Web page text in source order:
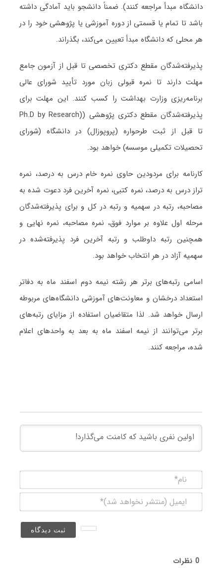
دانشگاه مبدأ مراجعه کنند). ضمناً دانشجو باید آمادگی داشته
باشد تا تمام یا قسمتی از دوره آموزشی یا پژوهشی خود را در
هر محلی که دانشگاه مبدأ تعیین می‌کند، بگذراند.
پذیرفته‌شدگان مقطع دکتری تخصصی تا قبل از آزمون جامع
مهلت دارند تا نمره قبولی زبان مورد تأیید شورای عالی
برنامه‌ریزی وزارت بهداشت را کسب کنند. این مهلت برای
پذیرفته‌شدگان مقطع دکتری پژوهشی ((Ph.D by Research
تا قبل از ثبت طرحواره (پروپوزال) در دانشگاه (شورای
تحصیلات تکمیلی موسسه) خواهد بود.
کارنامه برای مردودین حاوی نمره خام درس به درصد، نمره
تراز درس به درصد، نمره کتبی، نمره آخرین فرد دعوت شده به
مصاحبه، رتبه در سهمیه و رتبه در کل و برای پذیرفته‌شدگان
مرحله اول علاوه بر موارد فوق، نمره مصاحبه، نمره نهایی و
همچنین رتبه داوطلب و رتبه آخرین فرد پذیرفته‌شده در
سهمیه آزاد در هر انتخاب خواهد بود.
اسامی رتبه‌های برتر هر رشته نیمه دوم اسفند ماه به دفاتر
استعداد درخشان و معاونت‌های آموزشی دانشگاه‌های مربوطه
ارسال خواهد شد. لذا متقاضیان استفاده از مزایای رتبه‌های
برتر می‌توانند از نیمه اسفند ماه به بعد به واحدهای اعلام
شده، مراجعه کنند.
(منتشر
0نظرات